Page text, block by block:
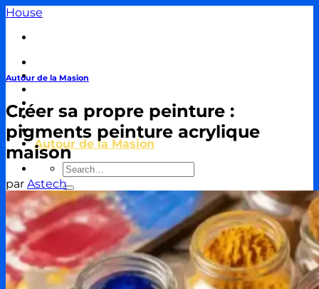
Passer
contenu
House
Piscine
Décoration & Aménagement
Énergie
Immobilier & Crédit
Autour de la Masion
Autour de la Masion
Créer sa propre peinture :
pigments peinture acrylique
maison
par Astech